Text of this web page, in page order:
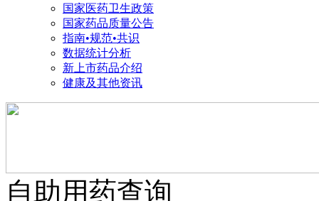
国家医药卫生政策
国家药品质量公告
指南•规范•共识
数据统计分析
新上市药品介绍
健康及其他资讯
自助用药查询